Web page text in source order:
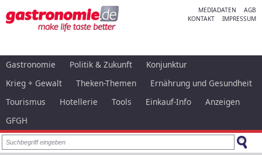
MEDIADATEN
AGB
KONTAKT
IMPRESSUM
Gastronomie Politik & Zukunft
Konjunktur
Krieg + Gewalt
Theken-Themen
Ernährung und Gesundheit
Tourismus
Hotellerie Tools Einkauf-Info
Anzeigen
GFGH